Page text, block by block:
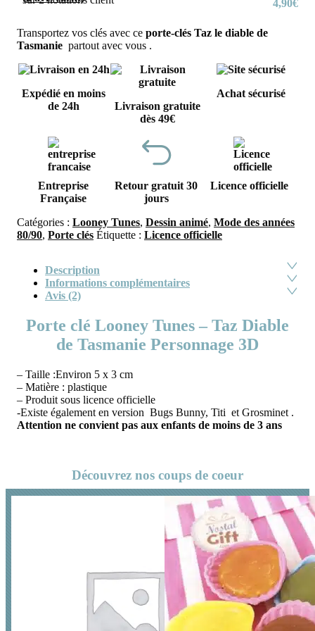
4,90€
Transportez vos clés avec ce porte-clés Taz le diable de
Tasmanie partout avec vous .
Expédié en moins
de 24h
Livraison gratuite
dès 49€
Achat sécurisé
Entreprise
Française
Retour gratuit 30
jours
Licence officielle
Catégories : Looney Tunes, Dessin animé, Mode des années
80/90, Porte clés Étiquette : Licence officielle
Description
Informations complémentaires
Avis (2)
Porte clé Looney Tunes – Taz Diable
de Tasmanie Personnage 3D
– Taille :Environ 5 x 3 cm
– Matière : plastique
– Produit sous licence officielle
-Existe également en version Bugs Bunny, Titi et Grosminet .
Attention ne convient pas aux enfants de moins de 3 ans
Découvrez nos coups de coeur